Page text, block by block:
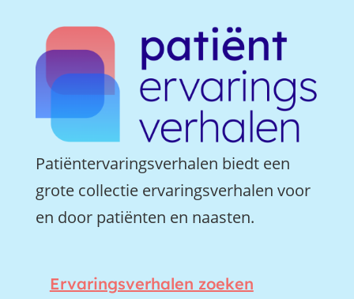
Patiëntervaringsverhalen biedt een
grote collectie ervaringsverhalen voor
en door patiënten en naasten.
Ervaringsverhalen zoeken